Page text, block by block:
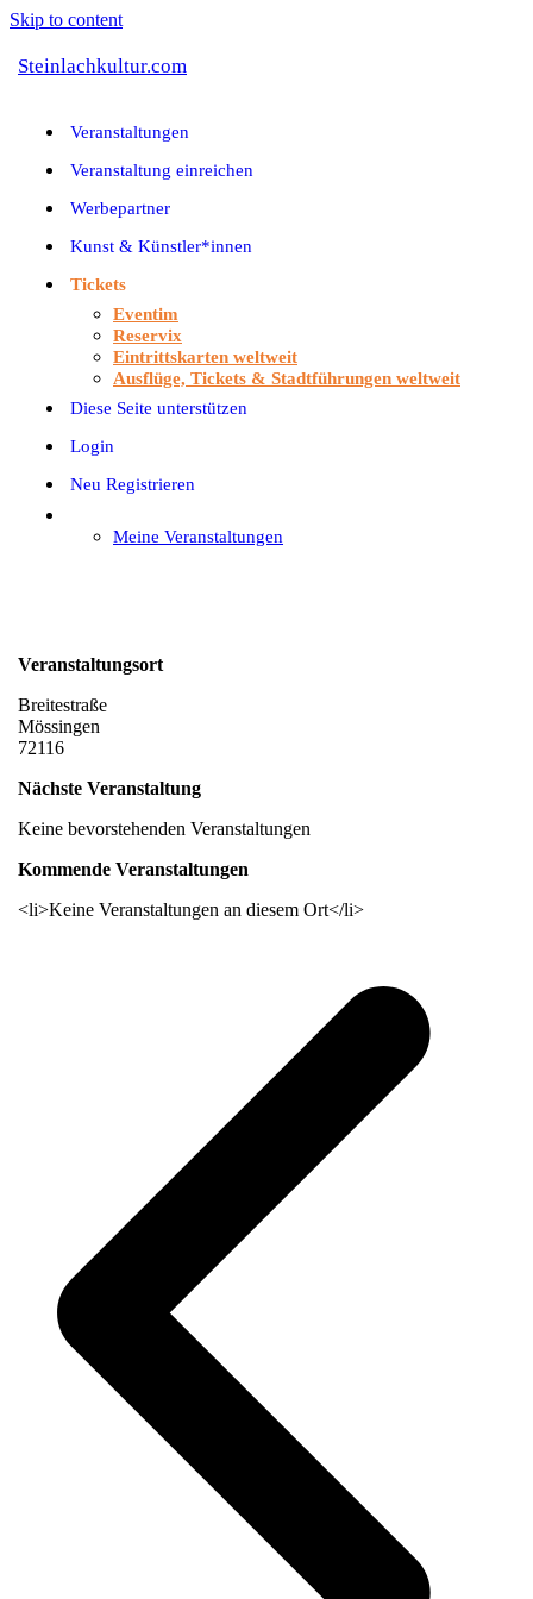
Skip to content
Steinlachkultur.com
Veranstaltungen
Veranstaltung einreichen
Werbepartner
Kunst & Künstler*innen
Tickets
Eventim
Reservix
Eintrittskarten weltweit
Ausflüge, Tickets & Stadtführungen weltweit
Diese Seite unterstützen
Login
Neu Registrieren
Meine Veranstaltungen
Veranstaltungsort
Breitestraße
Mössingen
72116
Nächste Veranstaltung
Keine bevorstehenden Veranstaltungen
Kommende Veranstaltungen
<li>Keine Veranstaltungen an diesem Ort</li>